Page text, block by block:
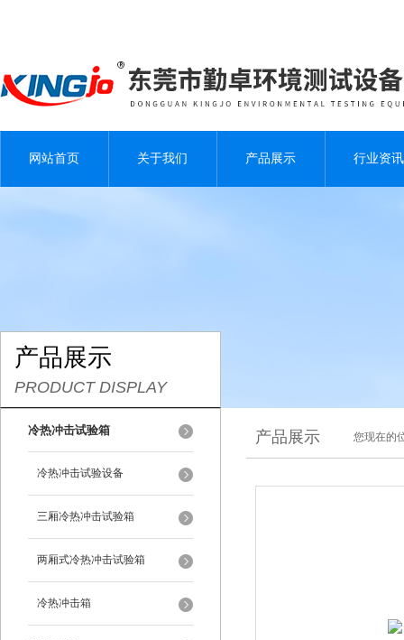
网站首页 关于我们 产品展示 行业资讯
产品展示
PRODUCT DISPLAY
冷热冲击试验箱
冷热冲击试验设备
三厢冷热冲击试验箱
两厢式冷热冲击试验箱
冷热冲击箱
产品展示 您现在的